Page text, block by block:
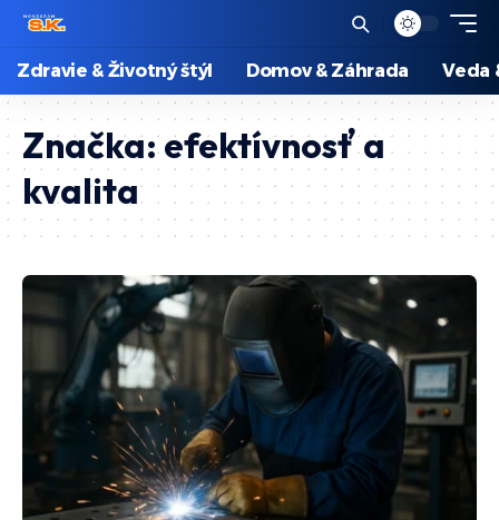
Zdravie & Životný štýl Domov & Záhrada Veda
Značka:efektívnosť a
kvalita